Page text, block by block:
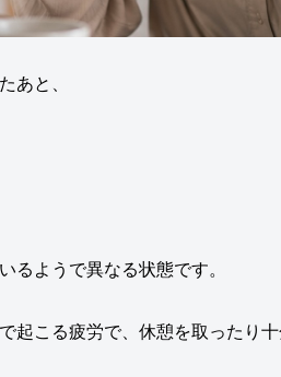
あと、
るようで異なる状態です。
起こる疲労で、休憩を取ったり